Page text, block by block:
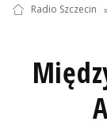
Radio Szczecin